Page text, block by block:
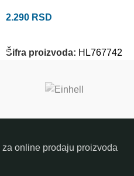
2.290 RSD
Šifra proizvoda: HL767742
online prodaju proizvoda